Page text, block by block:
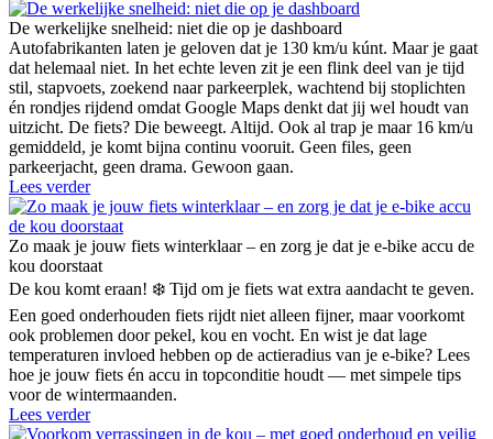
De werkelijke snelheid: niet die op je dashboard
Autofabrikanten laten je geloven dat je 130 km/u kúnt. Maar je gaat
dat helemaal niet. In het echte leven zit je een flink deel van je tijd
stil, stapvoets, zoekend naar parkeerplek, wachtend bij stoplichten
én rondjes rijdend omdat Google Maps denkt dat jij wel houdt van
uitzicht. De fiets? Die beweegt. Altijd. Ook al trap je maar 16 km/u
gemiddeld, je komt bijna continu vooruit. Geen files, geen
parkeerjacht, geen drama. Gewoon gaan.
Lees verder
Zo maak je jouw fiets winterklaar – en zorg je dat je e-bike accu de
kou doorstaat
De kou komt eraan! ❄️ Tijd om je fiets wat extra aandacht te geven.
Een goed onderhouden fiets rijdt niet alleen fijner, maar voorkomt
ook problemen door pekel, kou en vocht. En wist je dat lage
temperaturen invloed hebben op de actieradius van je e-bike? Lees
hoe je jouw fiets én accu in topconditie houdt — met simpele tips
voor de wintermaanden.
Lees verder